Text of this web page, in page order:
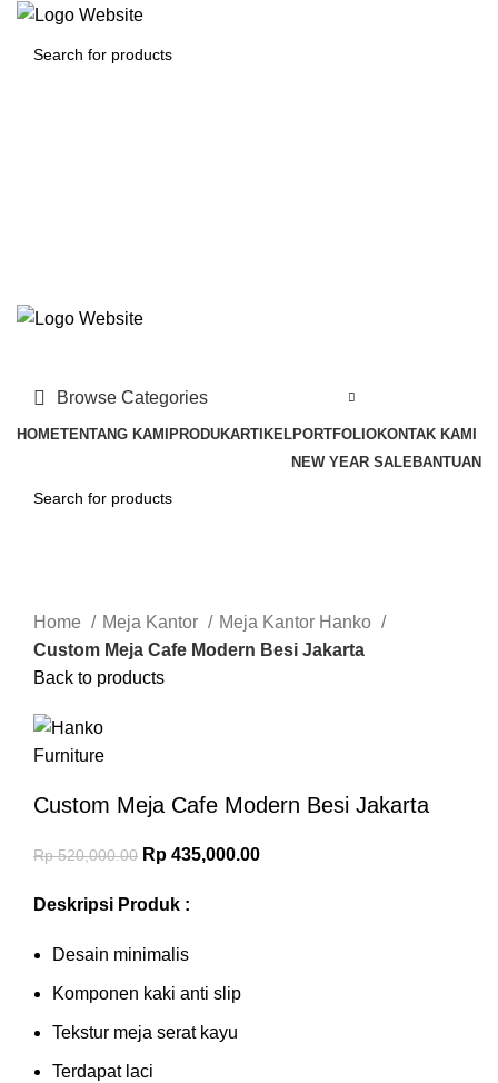
Browse Categories
HOMETENTANG KAMIPRODUKARTIKELPORTFOLIOKONTAK KAMI
NEW YEAR SALEBANTUAN
Home
Meja Kantor
Meja Kantor Hanko
Custom Meja Cafe Modern Besi Jakarta
Back to products
Custom Meja Cafe Modern Besi Jakarta
Rp520,000.00 Rp 435,000.00
Deskripsi Produk :
Desain minimalis
Komponen kaki anti slip
Tekstur meja serat kayu
Terdapat laci